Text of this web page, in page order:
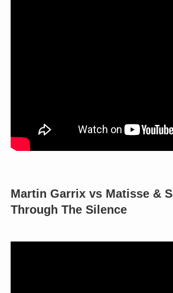
Martin Garrix vs Matisse &
Through The Silence